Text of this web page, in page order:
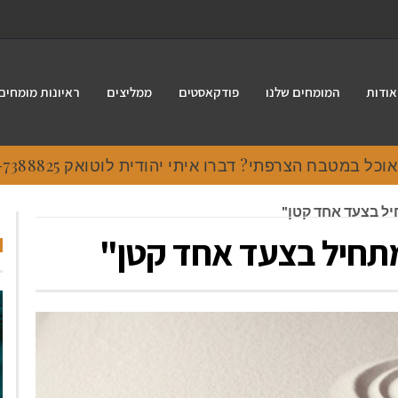
אודות המומחים שלנו פודקאסטים ממליצים ראיונות
במטבח הצרפתי? דברו איתי יהודית לוטואק 054-7388825.
בצעד אחד קטן"
בצעד אחד קטן"